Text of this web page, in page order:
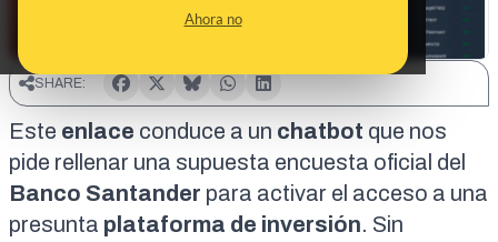
Ahora no
SHARE:
Este enlace conduce a un chatbot que nos
pide rellenar una supuesta encuesta oficial del
Banco Santander para activar el acceso a una
presunta plataforma de inversión. Sin